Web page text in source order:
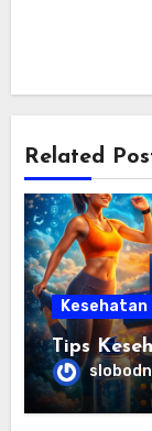
Related
Kesehatan
Tips